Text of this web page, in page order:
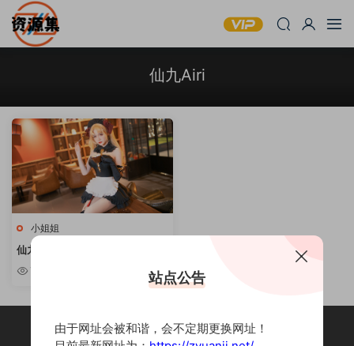
仙九Airi
小姐姐
仙九Air – 可爱妹子写真合集 [持
续更新]
7.24w 站点公告
由于网址会被和谐，会不定期更换网址！